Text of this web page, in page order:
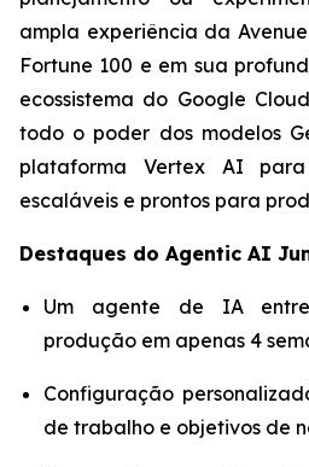
ampla experiência da
Fortune 100 e em sua
ecossistema do Google
todo o poder dos modelos
plataforma Vertex AI
escaláveis e prontos para
Destaques do Agentic AI
Um agente de IA
produção em apenas 4
Configuração
de trabalho e objetivos de